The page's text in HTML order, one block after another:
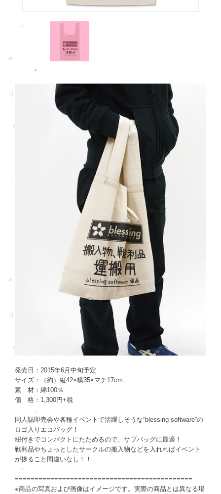
発売日：2015年6月中旬予定
サイズ：（約）縦42×横35×マチ17cm
素 材：綿100％
価 格：1,300円+税
同人誌即売会や各種イベントで活躍しそうな“blessing software”の
ロゴ入りエコバッグ！
紐付きでコンパクトにたためるので、サブバッグに最適！
戦利品やちょっとしたサークルの搬入物などを入れればイベント
が捗ること間違いなし！！
=============================================
※商品の写真および画像はイメージです。実際の商品とは異なる場